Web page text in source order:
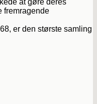
at gøre deres
fremragende
er den største samling